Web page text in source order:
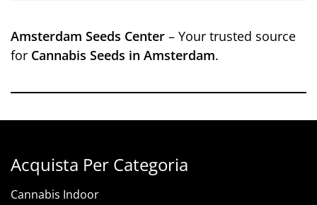
Amsterdam Seeds Center – Your trusted source
for Cannabis Seeds in Amsterdam.
Acquista Per Categoria
Cannabis Indoor